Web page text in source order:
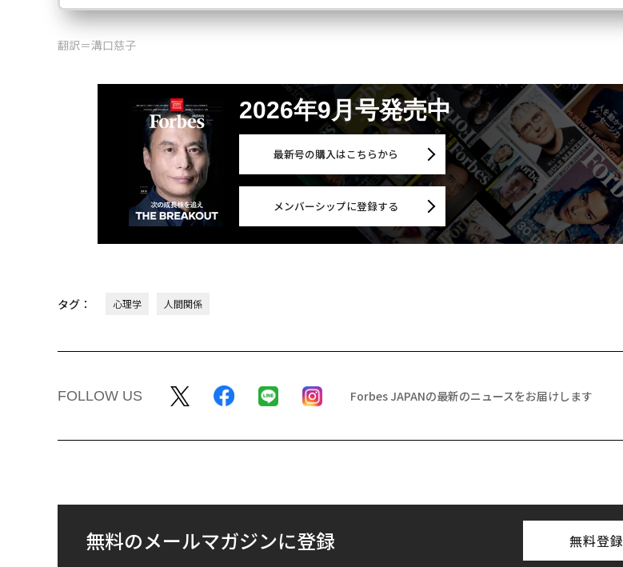
翻訳＝溝口慈子
2026年9月号発売中
最新号の購入はこちらから
メンバーシップに登録する
タグ： 心理学 人間関係
FOLLOW US Forbes JAPANの最新のニュースをお届けします
無料のメールマガジンに登録 無料登録